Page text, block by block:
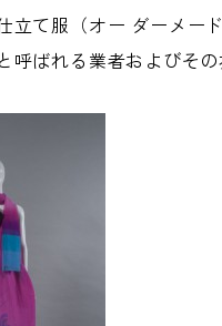
立て服（オー ダーメー
呼ばれる業者およびその